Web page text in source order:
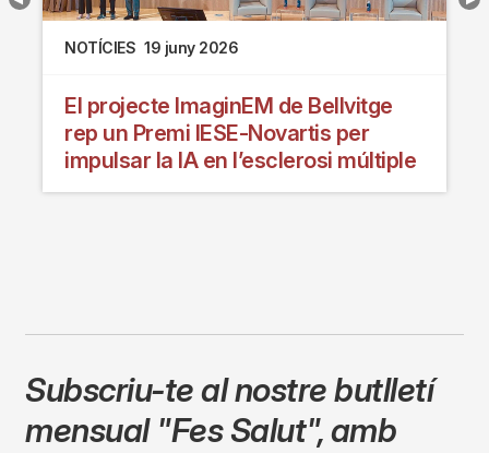
NOTÍCIES 19 juny 2026
El projecte ImaginEM de Bellvitge
rep un Premi IESE-Novartis per
impulsar la IA en l’esclerosi múltiple
Subscriu-te al nostre butlletí
mensual "Fes Salut",amb